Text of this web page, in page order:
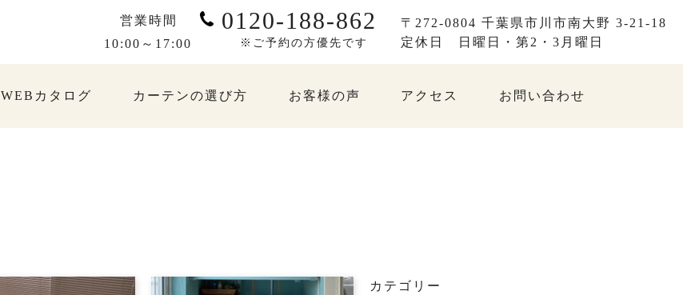
営業時間
10:00～17:00
0120-188-862
※ご予約の方優先です
〒272-0804 千葉県市川市南大野 3-21-18
定休日
日曜日・第2・3月曜日
WEBカタログ カーテンの選び方 お客様の声 アクセス お問い合わせ
カテゴリー